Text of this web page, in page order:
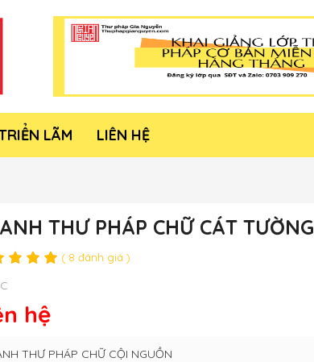
LÃM LIÊN HỆ
THƯ PHÁP CHỮ CÁT TƯỜNG
( 8 đánh giá )
C
hệ
THƯ PHÁP CHỮ CỘI NGUỒN